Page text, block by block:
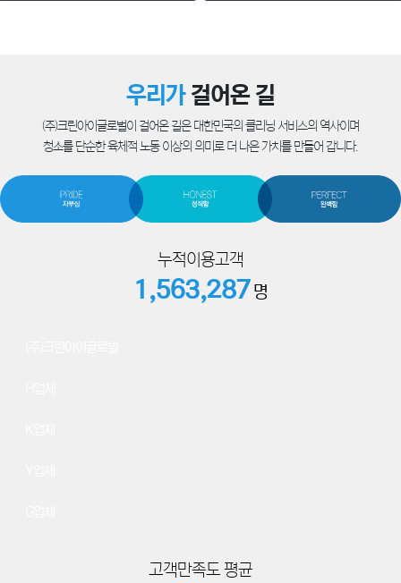
우리가걸어온 길
(주)크린아이글로벌이 걸어온 길은 대한민국의 클리닝 서비스의 역사이며
청소를 단순한 육체적 노동 이상의 의미로 더 나은 가치를 만들어 갑니다.
누적이용고객
1,563,287명
고객만족도 평균